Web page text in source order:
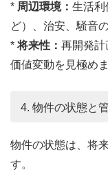
* 周辺環境： 生活利
ど）、治安、騒音
*将来性： 再開発計
価値変動を見極め
4. 物件の状態と
物件の状態は、将
す。